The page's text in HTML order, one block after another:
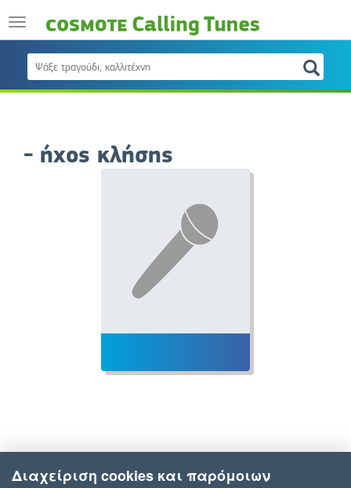
- ήχος κλήσης
Διαχείριση cookies και παρόμοιων